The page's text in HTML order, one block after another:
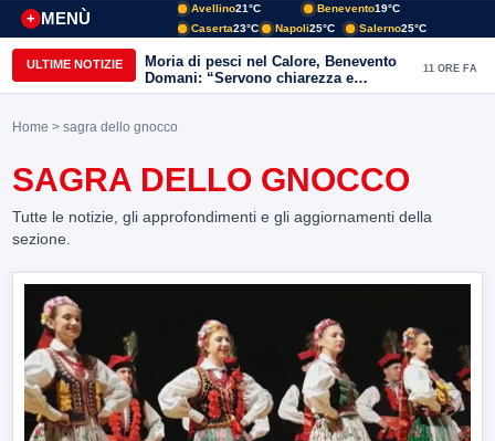
MENÙ
+
Avellino21°C Benevento19°C
Caserta23°C Napoli25°C Salerno25°C
ULTIME NOTIZIE
Moria di pesci nel Calore, Benevento
Domani: “Servono chiarezza e
approfondimenti sulla gestione
11 ORE FA
Home > sagra dello gnocco
SAGRA DELLO GNOCCO
Tutte le notizie, gli approfondimenti e gli aggiornamenti della
sezione.